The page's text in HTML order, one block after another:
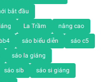
bắt đầu
La Trầm nâng cao
sáo biểu diễn sáo c5
sáo la giáng
sáo sib sáo si giáng